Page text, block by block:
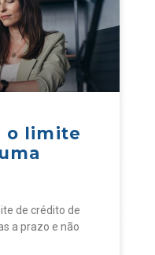
o limite
de crédito de
a prazo e não